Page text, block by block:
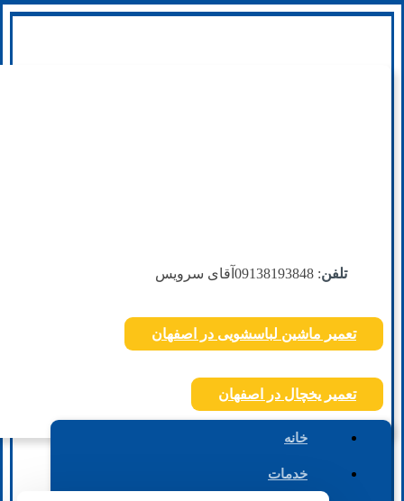
تلفن: 09138193848 آقای سرویس
تعمیر ماشین لباسشویی در اصفهان
تعمیر یخچال در اصفهان
خانه
خدمات